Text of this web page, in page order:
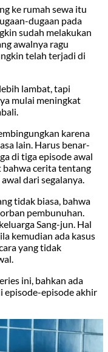
ke rumah sewa itu
dugaan pada
sudah melakukan
awalnya ragu
telah terjadi di
lambat, tapi
mulai meningkat
karena
lain. Harus benar-
di tiga episode awal
bahwa cerita tentang
dari segalanya.
tidak biasa, bahwa
pembunuhan.
Sang-jun. Hal
kemudian ada kasus
yang tidak
ini, bahkan ada
episode-episode akhir